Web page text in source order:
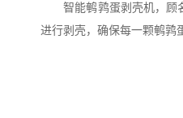
智能鹌鹑蛋剥壳机，顾名
进行剥壳，确保每一颗鹌鹑